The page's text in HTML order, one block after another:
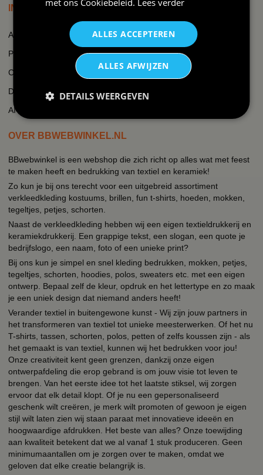
INFORMATIE
Algemene voorwaarden
Privacy
Cookie beleid
Disclaimer
AI-transparantieverklaring
OVER BBWEBWINKEL.NL
BBwebwinkel is een webshop die zich richt op alles wat met feest
te maken heeft en bedrukking van textiel en keramiek!
Zo kun je bij ons terecht voor een uitgebreid assortiment
verkleedkleding kostuums, brillen, fun t-shirts, hoeden, mokken,
tegeltjes, petjes, schorten.
Naast de verkleedkleding hebben wij een eigen textieldrukkerij en
keramiekdrukkerij. Een grappige tekst, een slogan, een quote je
bedrijfslogo, een naam, foto of een unieke print?
Bij ons kun je simpel en snel kleding bedrukken, mokken, petjes,
tegeltjes, schorten, hoodies, polos, sweaters etc. met een eigen
ontwerp. Bepaal zelf de kleur, opdruk en het lettertype en zo maak
je een uniek design dat niemand anders heeft!
Verander textiel in buitengewone kunst - Wij zijn jouw partners in
het transformeren van textiel tot unieke meesterwerken. Of het nu
T-shirts, tassen, schorten, polos, petten of zelfs koussen zijn - als
het gemaakt is van textiel, kunnen wij het bedrukken voor jou!
Onze creativiteit kent geen grenzen, dankzij onze eigen
ontwerpafdeling die erop gebrand is om jouw visie tot leven te
brengen. Van het eerste idee tot het laatste stiksel, wij zorgen
ervoor dat elk detail klopt. Of je nu een gepersonaliseerd
geschenk wilt creëren, je merk wilt promoten of gewoon je eigen
stijl wilt laten zien wij staan paraat met innovatieve ideeën en
hoogwaardige afdrukken. Het beste van alles? Onze toewijding
aan kwaliteit betekent dat we al vanaf 1 stuk produceren. Geen
minimumaantallen om je zorgen over te maken, omdat we
geloven dat elke creatie belangrijk is.
met ons Cookiebeleid. Lees verder
ALLES ACCEPTEREN
ALLES AFWIJZEN
DETAILS WEERGEVEN